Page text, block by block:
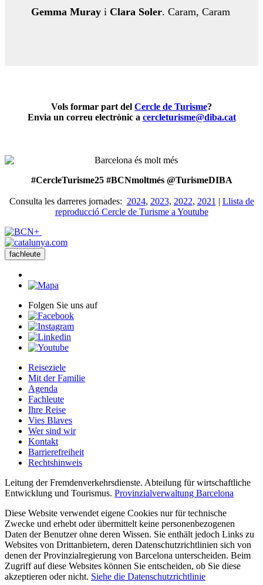
Gemma Muray i Clara Soler. Caram, Caram
Vols formar part del Cercle de Turisme?
Envia un correu electrònic a cercleturisme@diba.cat
#CercleTurisme25 #BCNmoltmés @TurismeDIBA
Consulta les darreres jornades: 2024, 2023, 2022, 2021 | Llista de
reproducció Cercle de Turisme a Youtube
fachleute
Folgen Sie uns auf
Reiseziele
Mit der Familie
Agenda
Fachleute
Ihre Reise
Vies Blaves
Wer sind wir
Kontakt
Barrierefreiheit
Rechtshinweis
Leitung der Fremdenverkehrsdienste. Abteilung für wirtschaftliche
Entwicklung und Tourismus. Provinzialverwaltung Barcelona
Diese Website verwendet eigene Cookies nur für technische
Zwecke und erhebt oder übermittelt keine personenbezogenen
Daten der Benutzer ohne deren Wissen. Sie enthält jedoch Links zu
Websites von Drittanbietern, deren Datenschutzrichtlinien sich von
denen der Provinzialregierung von Barcelona unterscheiden. Beim
Zugriff auf diese Websites können Sie entscheiden, ob Sie diese
akzeptieren oder nicht. Siehe die Datenschutzrichtlinie